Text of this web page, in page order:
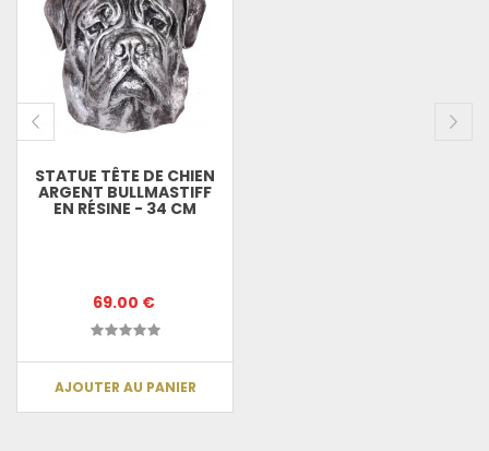
STATUE TÊTE DE CHIEN
ARGENT BULLMASTIFF
EN RÉSINE - 34 CM
69.00 €
AJOUTER AU PANIER